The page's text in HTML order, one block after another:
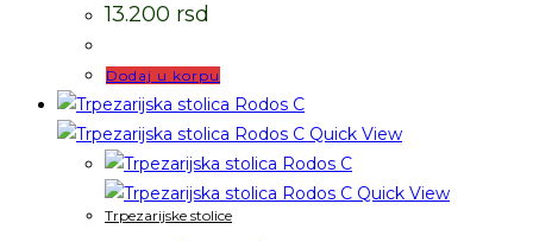
13.200 rsd
Dodaj u korpu
Quick View
Quick View
Trpezarijske stolice